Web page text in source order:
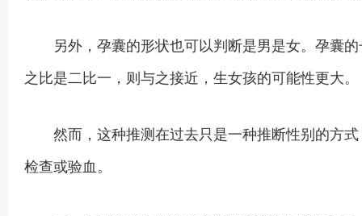
另外，孕囊的形状也可以判断是男是女。孕囊的
之比是二比一，则与之接近，生女孩的可能性更大。
然而，这种推测在过去只是一种推断性别的方式
检查或验血。